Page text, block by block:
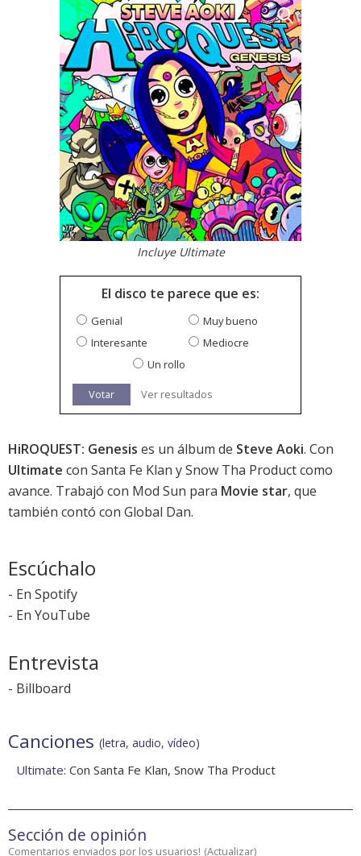
Incluye Ultimate
El disco te parece que es:
Genial
Muy bueno
Interesante
Mediocre
Un rollo
Votar Ver resultados
HiROQUEST: Genesis es un álbum de Steve Aoki. Con
Ultimate con Santa Fe Klan y Snow Tha Product como
avance. Trabajó con Mod Sun para Movie star, que
también contó con Global Dan.
Escúchalo
- En Spotify
- En YouTube
Entrevista
- Billboard
Canciones (letra, audio, vídeo)
Ultimate: Con Santa Fe Klan, Snow Tha Product
Sección de opinión
Comentarios enviados por los usuarios! (Actualizar)